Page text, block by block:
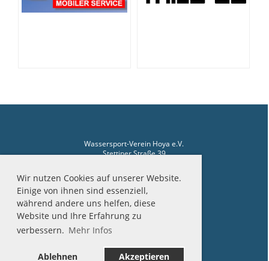
Wir nutzen Cookies auf unserer Website.
Einige von ihnen sind essenziell,
während andere uns helfen, diese
Website und Ihre Erfahrung zu
verbessern. Mehr Infos
Ablehnen Akzeptieren
Wassersport-Verein Hoya e.V.
Stettiner Straße 39
Telefon Hafenmeister: 04251-2510
Impressum